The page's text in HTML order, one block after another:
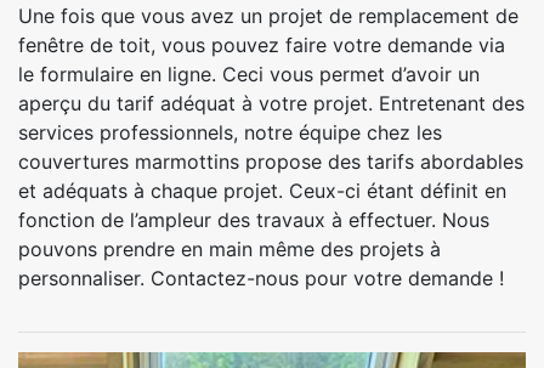
Une fois que vous avez un projet de remplacement de
fenêtre de toit, vous pouvez faire votre demande via
le formulaire en ligne. Ceci vous permet d’avoir un
aperçu du tarif adéquat à votre projet. Entretenant des
services professionnels, notre équipe chez les
couvertures marmottins propose des tarifs abordables
et adéquats à chaque projet. Ceux-ci étant définit en
fonction de l’ampleur des travaux à effectuer. Nous
pouvons prendre en main même des projets à
personnaliser. Contactez-nous pour votre demande !